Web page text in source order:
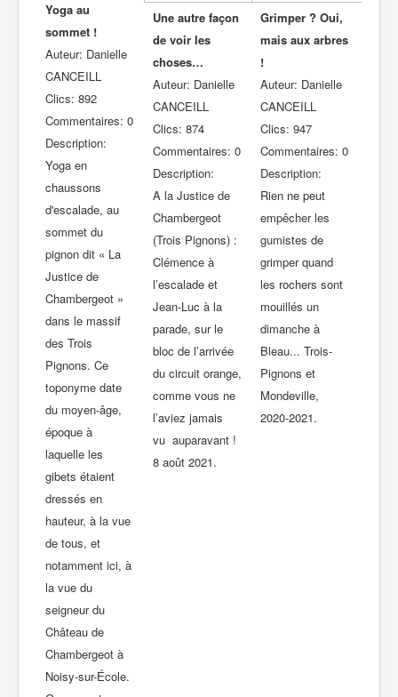
Yoga au
sommet !
Auteur: Danielle
CANCEILL
Clics: 892
Commentaires: 0
Description:
Yoga en
chaussons
d'escalade, au
sommet du
pignon dit « La
Justice de
Chambergeot »
dans le massif
des Trois
Pignons. Ce
toponyme date
du moyen-âge,
époque à
laquelle les
gibets étaient
dressés en
hauteur, à la vue
de tous, et
notamment ici, à
la vue du
seigneur du
Château de
Chambergeot à
Noisy-sur-École.
Une autre façon
de voir les
choses…
Auteur: Danielle
CANCEILL
Clics: 874
Commentaires: 0
Description:
A la Justice de
Chambergeot
(Trois Pignons) :
Clémence à
l’escalade et
Jean-Luc à la
parade, sur le
bloc de l’arrivée
du circuit orange,
comme vous ne
l’aviez jamais
vu auparavant !
8 août 2021.
Grimper ? Oui,
mais aux arbres
!
Auteur: Danielle
CANCEILL
Clics: 947
Commentaires: 0
Description:
Rien ne peut
empêcher les
gumistes de
grimper quand
les rochers sont
mouillés un
dimanche à
Bleau... Trois-
Pignons et
Mondeville,
2020-2021.